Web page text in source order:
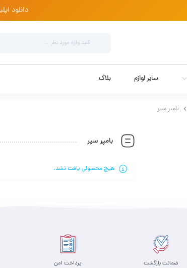
دانلود
سایر لوازم بلاگ
بامپر سپر
بامپر سپر
هیچ محصولی یافت نشد.
ضمانت بازگشت پرداخت امن